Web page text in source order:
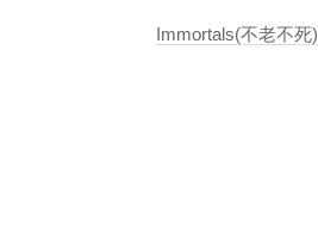
Immortals(不老不死)